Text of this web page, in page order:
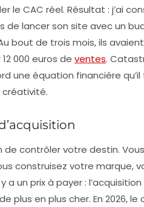
le CAC réel. Résultat : j’ai
de lancer son site avec un
bout de trois mois, ils
000 euros de ventes.
une équation financière
de contrôler votre destin. Vous
construisez votre marque,
a un prix à payer :
plus en plus cher. En 2026, le